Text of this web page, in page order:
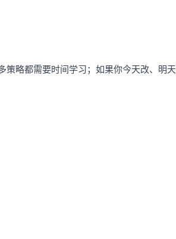
略都需要时间学习；如果你今天改、明天